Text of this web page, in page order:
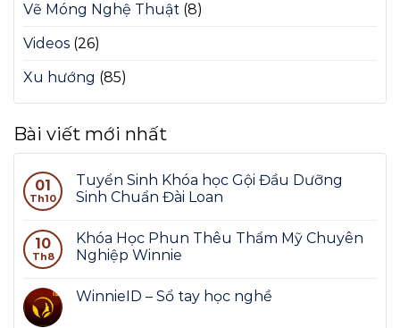
Vẽ Móng Nghệ Thuật (8)
Videos (26)
Xu hướng (85)
Bài viết mới nhất
01
Th10
Tuyển Sinh Khóa học Gội Đầu Dưỡng
Sinh Chuẩn Đài Loan
10
Th8
Khóa Học Phun Thêu Thẩm Mỹ Chuyên
Nghiệp Winnie
WinnieID – Sổ tay học nghề